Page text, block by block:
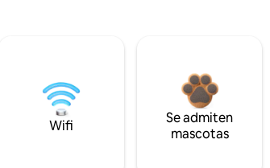
Wifi
Se admiten
mascotas